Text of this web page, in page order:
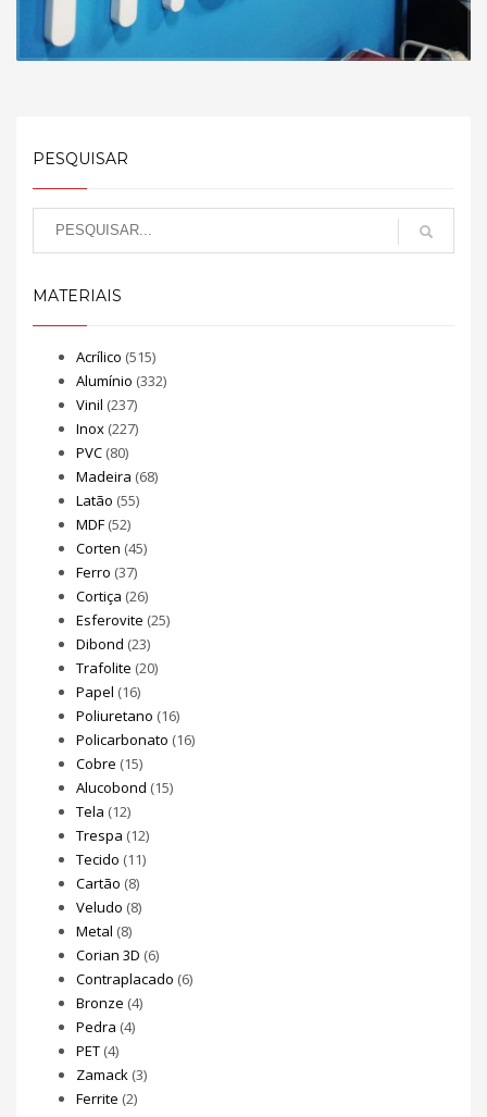
PESQUISAR
MATERIAIS
Acrílico (515)
Alumínio (332)
Vinil (237)
Inox (227)
PVC (80)
Madeira (68)
Latão (55)
MDF (52)
Corten (45)
Ferro (37)
Cortiça (26)
Esferovite (25)
Dibond (23)
Trafolite (20)
Papel (16)
Poliuretano (16)
Policarbonato (16)
Cobre (15)
Alucobond (15)
Tela (12)
Trespa (12)
Tecido (11)
Cartão (8)
Veludo (8)
Metal (8)
Corian 3D (6)
Contraplacado (6)
Bronze (4)
Pedra (4)
PET (4)
Zamack (3)
Ferrite (2)